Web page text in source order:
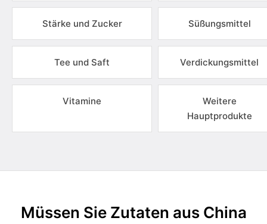
Stärke und Zucker Süßungsmittel
Tee und Saft Verdickungsmittel
Vitamine
Weitere
Hauptprodukte
Müssen Sie Zutaten aus China